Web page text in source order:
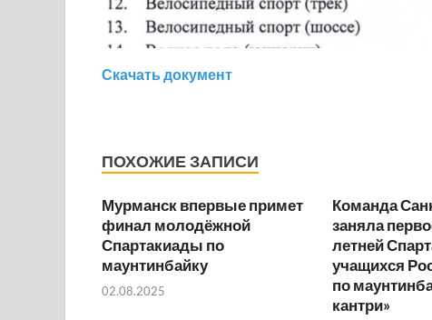
Скачать документ
ПОХОЖИЕ ЗАПИСИ
Мурманск впервые примет
финал молодёжной
Спартакиады по
маунтинбайку
02.08.2025
Команда
заняла
летней
учащихся
по
кантри»